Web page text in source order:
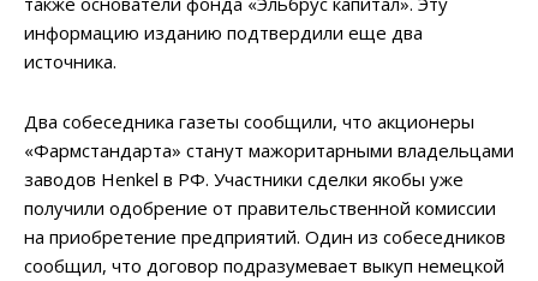
информацию изданию подтвердили еще два
источника.
Два собеседника газеты сообщили, что акционеры
«Фармстандарта» станут мажоритарными владельцами
заводов Henkel в РФ. Участники сделки якобы уже
получили одобрение от правительственной комиссии
на приобретение предприятий. Один из собеседников
сообщил, что договор подразумевает выкуп немецкой